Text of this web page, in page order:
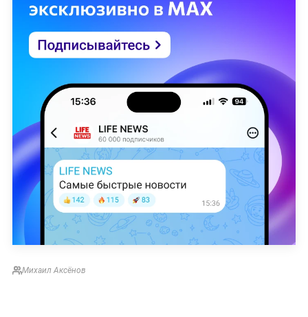
Михаил Аксёнов